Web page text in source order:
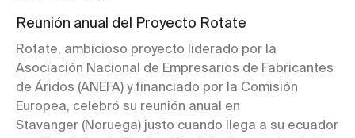
Reunión anual del Proyecto Rotate
Rotate, ambicioso proyecto liderado por la
Asociación Nacional de Empresarios de Fabricantes
de Áridos (ANEFA) y financiado por la Comisión
Europea, celebró su reunión anual en
Stavanger (Noruega) justo cuando llega a su ecuador